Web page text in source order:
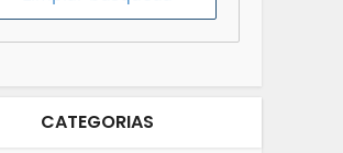
CATEGORIAS